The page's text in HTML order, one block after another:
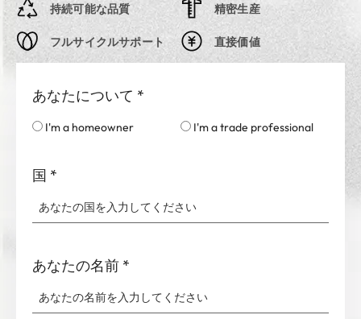
持続可能な品質
フルサイクルサポート
精密生産
直接価値
あなたについて *
I'm a homeowner I'm a trade professional
国 *
あなたの名前 *